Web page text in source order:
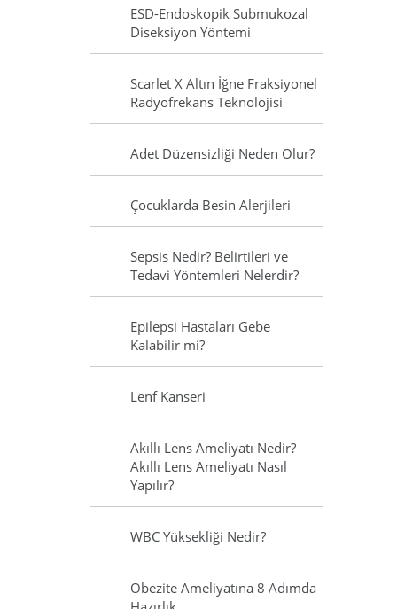
ESD-Endoskopik Submukozal
Diseksiyon Yöntemi
Scarlet X Altın İğne Fraksiyonel
Radyofrekans Teknolojisi
Adet Düzensizliği Neden Olur?
Çocuklarda Besin Alerjileri
Sepsis Nedir? Belirtileri ve
Tedavi Yöntemleri Nelerdir?
Epilepsi Hastaları Gebe
Kalabilir mi?
Lenf Kanseri
Akıllı Lens Ameliyatı Nedir?
Akıllı Lens Ameliyatı Nasıl
Yapılır?
WBC Yüksekliği Nedir?
Obezite Ameliyatına 8 Adımda